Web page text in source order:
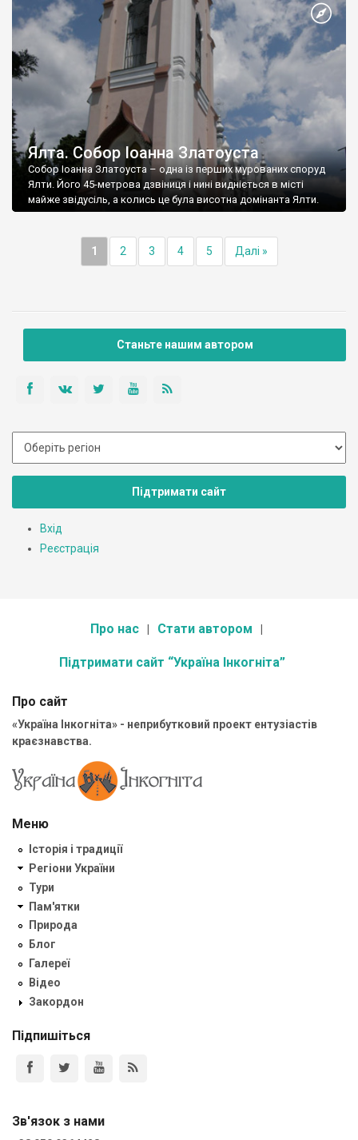
Ялта. Собор Іоанна Златоуста
Собор Іоанна Златоуста – одна із перших мурованих споруд
Ялти. Його 45-метрова дзвіниця і нині видніється в місті
майже звідусіль, а колись це була висотна домінанта Ялти.
1 2 3 4 5 Далі »
Станьте нашим автором
Підтримати сайт
Вхід
Реєстрація
Про нас Стати автором
Підтримати сайт “Україна Інкогніта”
Про сайт
«Україна Інкогніта» - неприбутковий проект ентузіастів
краєзнавства.
Меню
Історія і традиції
Регіони України
Тури
Пам'ятки
Природа
Блог
Галереї
Відео
Закордон
Підпишіться
Зв'язок з нами